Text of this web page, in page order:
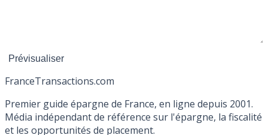
FranceTransactions.com
Premier guide épargne de France, en ligne depuis 2001.
Média indépendant de référence sur l'épargne, la fiscalité
et les opportunités de placement.